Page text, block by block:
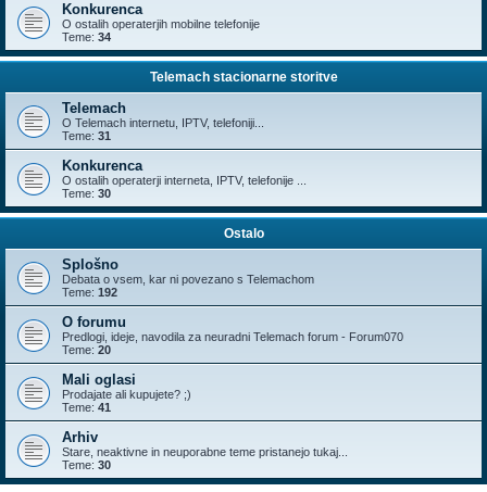
Konkurenca
O ostalih operaterjih mobilne telefonije
Teme: 34
Telemach stacionarne storitve
Telemach
O Telemach internetu, IPTV, telefoniji...
Teme: 31
Konkurenca
O ostalih operaterji interneta, IPTV, telefonije ...
Teme: 30
Ostalo
Splošno
Debata o vsem, kar ni povezano s Telemachom
Teme: 192
O forumu
Predlogi, ideje, navodila za neuradni Telemach forum - Forum070
Teme: 20
Mali oglasi
Prodajate ali kupujete? ;)
Teme: 41
Arhiv
Stare, neaktivne in neuporabne teme pristanejo tukaj...
Teme: 30